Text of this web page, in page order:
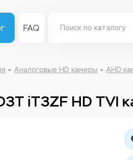
FAQ
Аналоговые HD камеры AHD
iT3ZF HD TVI